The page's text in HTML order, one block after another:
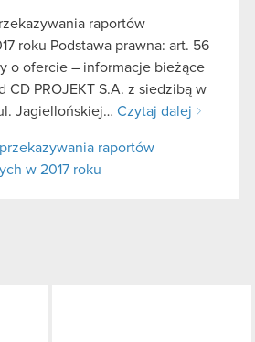
raportów
roku Podstawa prawna: art. 56
o ofercie – informacje bieżące
CD PROJEKT S.A. z siedzibą w
Jagiellońskiej… Czytaj dalej
raportów
w 2017 roku